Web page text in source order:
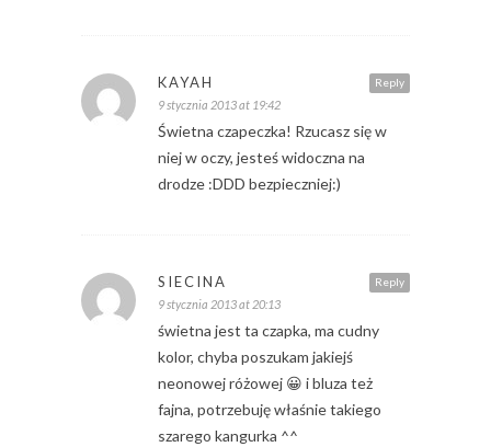
Reply
KAYAH
9 stycznia 2013 at 19:42
Świetna czapeczka! Rzucasz się w
niej w oczy, jesteś widoczna na
drodze :DDD bezpieczniej:)
Reply
SIECINA
9 stycznia 2013 at 20:13
świetna jest ta czapka, ma cudny
kolor, chyba poszukam jakiejś
neonowej różowej 😀 i bluza też
fajna, potrzebuję właśnie takiego
szarego kangurka ^^